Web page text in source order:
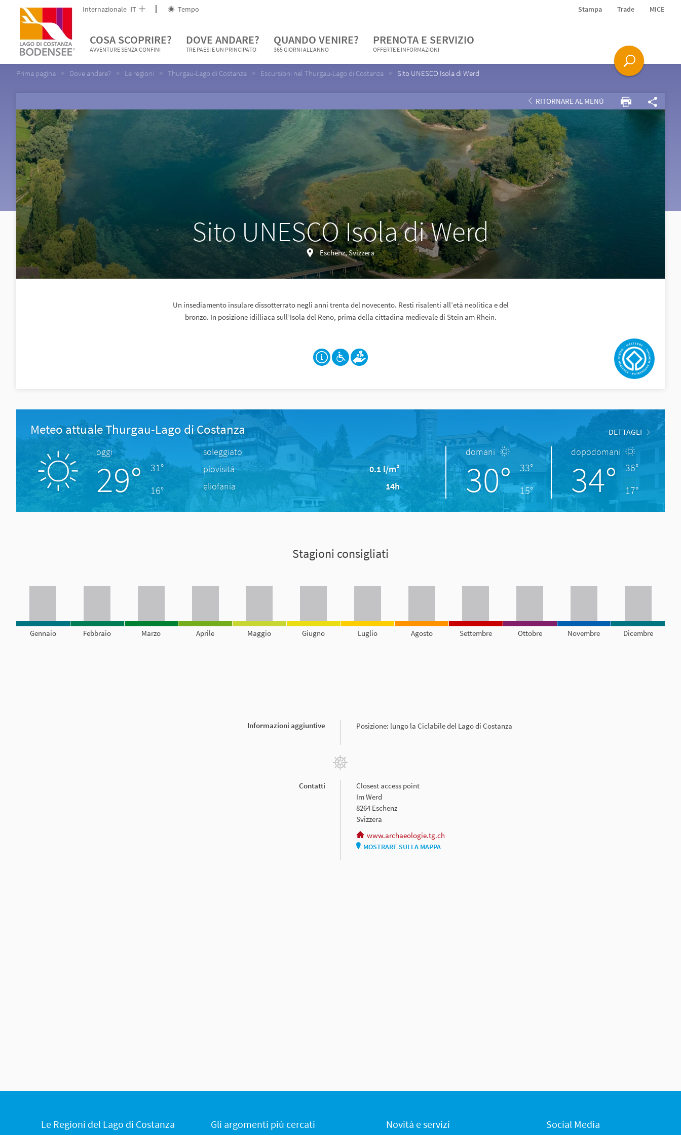
Internazionale IT Tempo Stampa Trade MICE
COSA SCOPRIRE?
AVVENTURE SENZA CONFINI
DOVE ANDARE?
TRE PAESI E UN PRINCIPATO
QUANDO VENIRE?
365 GIORNI ALL'ANNO
PRENOTA E SERVIZIO
OFFERTE E INFORMAZIONI
Prima pagina Dove andare? Le regioni Thurgau-Lago di Costanza Escursioni nel Thurgau-Lago di Costanza Sito UNESCO Isola di Werd
RITORNARE AL MENÙ
Sito UNESCO Isola di Werd
Eschenz, Svizzera
Un insediamento insulare dissotterrato negli anni trenta del novecento. Resti risalenti all’età neolitica e del
bronzo. In posizione idilliaca sull’Isola del Reno, prima della cittadina medievale di Stein am Rhein.
Meteo attuale Thurgau-Lago di Costanza DETTAGLI
oggi
29°
31°
16°
soleggiato
piovisità
0.1 l/m²
eliofania
14h
domani
30°
33°
15°
dopodomani
34°
36°
17°
Stagioni consigliati
Gennaio Febbraio Marzo Aprile Maggio Giugno Luglio Agosto Settembre Ottobre Novembre Dicembre
Informazioni aggiuntive Posizione: lungo la Ciclabile del Lago di Costanza
Contatti
Closest access point
Im Werd
8264 Eschenz
Svizzera
www.archaeologie.tg.ch
MOSTRARE SULLA MAPPA
Le Regioni del Lago di Costanza Gli argomenti più cercati Novità e servizi Social Media